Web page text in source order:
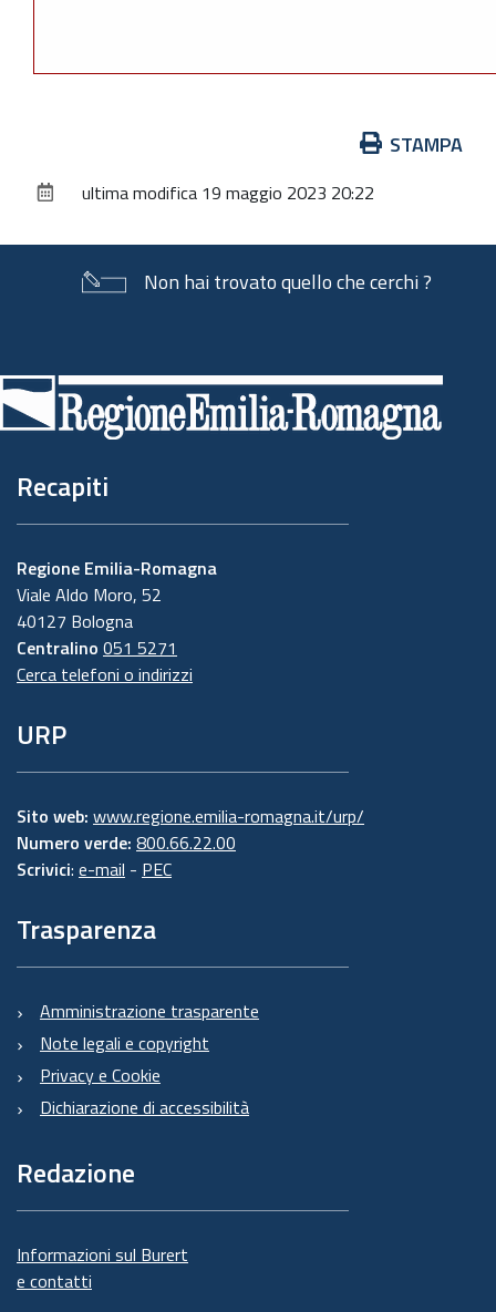
documento
STAMPA
ultima modifica 19 maggio 2023 20:22
Non hai trovato quello che cerchi ?
di
pagina
Recapiti
Regione Emilia-Romagna
Viale Aldo Moro, 52
40127 Bologna
Centralino 051 5271
Cerca telefoni o indirizzi
URP
Sito web: www.regione.emilia-romagna.it/urp/
Numero verde: 800.66.22.00
Scrivici: e-mail - PEC
Trasparenza
Amministrazione trasparente
Note legali e copyright
Privacy e Cookie
Dichiarazione di accessibilità
Redazione
Informazioni sul Burert
e contatti